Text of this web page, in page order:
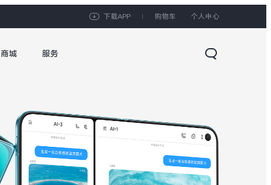
下载APP 购物车 个人中心
商城 服务